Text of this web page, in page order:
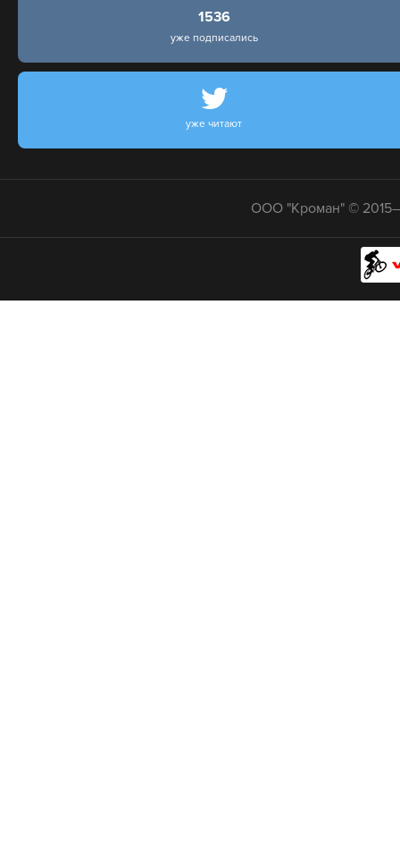
1536
уже подписались
уже читают
ООО "Кроман" ©